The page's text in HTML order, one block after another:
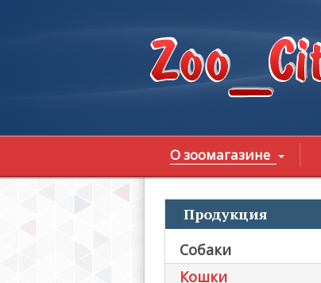
О зоомагазине
Продукция
Собаки
Кошки